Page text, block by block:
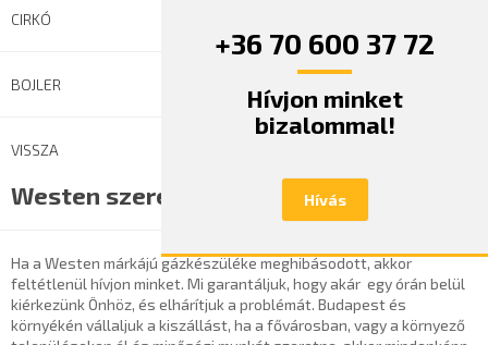
+36 70 600 37 72
Hívjon minket
bizalommal!
Hívás
CIRKÓ
BOJLER
VISSZA
Westen szerelő
Ha a Westen márkájú gázkészüléke meghibásodott, akkor
feltétlenül hívjon minket. Mi garantáljuk, hogy akár egy órán belül
kiérkezünk Önhöz, és elhárítjuk a problémát. Budapest és
környékén vállaljuk a kiszállást, ha a fővárosban, vagy a környező